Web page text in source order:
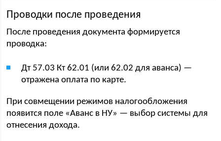
Проводки после проведения
После проведения документа формируется
проводка:
Дт 57.03 Кт 62.01 (или 62.02 для аванса) —
отражена оплата по карте.
При совмещении режимов налогообложения
появится поле «Аванс в НУ» — выбор системы для
отнесения дохода.